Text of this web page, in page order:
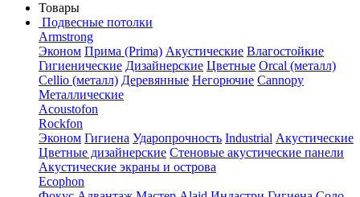
Товары
Подвесные потолки
Armstrong
Эконом Прима (Prima) Акустические Влагостойкие
Гигиенические Дизайнерские Цветные Orcal (металл)
Cellio (металл) Деревянные Негорючие Cannopy
Металлические
Acoustofon
Rockfon
Эконом Гигиена Ударопрочность Industrial Акустические
Цветные дизайнерские Стеновые акустические панели
Акустические экраны и острова
Ecophon